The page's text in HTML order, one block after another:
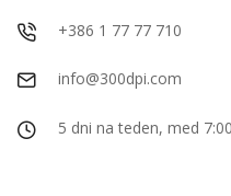
+386 1 77 77 710
info@300dpi.com
5 dni na teden, med